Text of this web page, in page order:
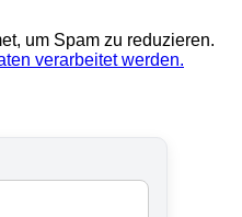
um Spam zu reduzieren.
verarbeitet werden.